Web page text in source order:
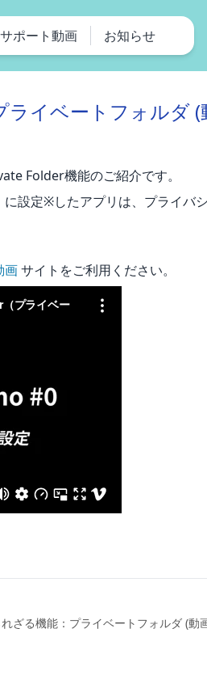
サポート動画 お知らせ
イベートフォルダ (
Folder機能のご紹介です。
設定※したアプリは、プライバ
画サイトをご利用ください。
ざる機能：プライベートフォルダ (動